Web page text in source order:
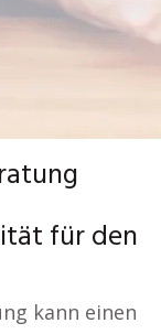
für den
kann einen